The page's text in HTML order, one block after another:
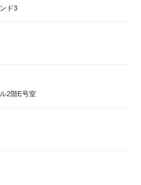
ド3
2階E号室